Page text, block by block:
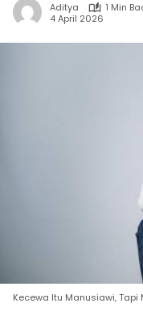
Aditya
1 Min
4 April 2026
Kecewa Itu Manusiawi,